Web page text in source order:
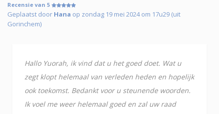
Recensie van 5
Geplaatst door Hana op zondag 19 mei 2024 om 17u29 (uit
Gorinchem)
Hallo Yuorah, ik vind dat u het goed doet. Wat u
zegt klopt helemaal van verleden heden en hopelijk
ook toekomst. Bedankt voor u steunende woorden.
Ik voel me weer helemaal goed en zal uw raad